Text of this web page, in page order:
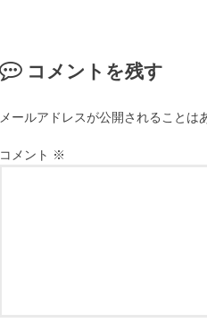
コメントを残す
メールアドレスが公開されることは
コメント ※